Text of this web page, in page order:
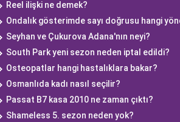
Reel ilişki ne demek?
Ondalık gösterimde sayı doğrusu hangi
Seyhan ve Çukurova Adana'nın neyi?
South Park yeni sezon neden iptal edildi?
Osteopatlar hangi hastalıklara bakar?
Osmanlıda kadı nasıl seçilir?
Passat B7 kasa 2010 ne zaman çıktı?
Shameless 5. sezon neden yok?